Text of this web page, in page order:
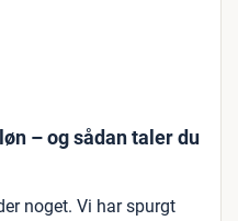
– og sådan taler du
noget. Vi har spurgt